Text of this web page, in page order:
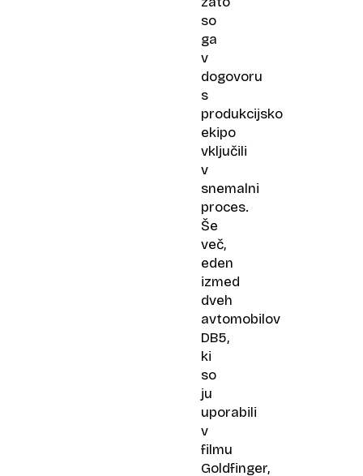
so
ga
v
dogovoru
s
produkcijsko
ekipo
vključili
v
snemalni
proces.
Še
več,
eden
izmed
dveh
avtomobilov
DB5,
ki
so
ju
uporabili
v
filmu
Goldfinger,